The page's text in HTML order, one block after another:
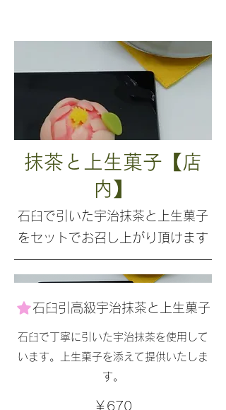
抹茶と上生菓子【店
内】
石臼で引いた宇治抹茶と上生菓子
をセットでお召し上がり頂けます
石臼引高級宇治抹茶と上生菓子
石臼で丁寧に引いた宇治抹茶を使用して
います。上生菓子を添えて提供いたしま
す。
￥670